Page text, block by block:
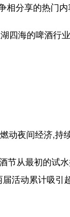
分享的热门内
海的啤酒行
夜间经济,持续
从最初的试
活动累计吸